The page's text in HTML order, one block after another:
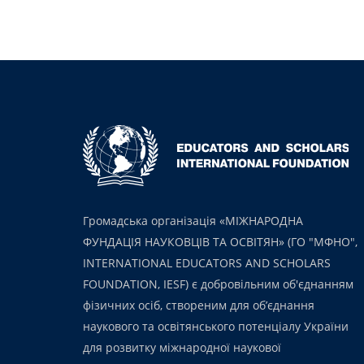
Громадська організація «МІЖНАРОДНА
ФУНДАЦІЯ НАУКОВЦІВ ТА ОСВІТЯН» (ГО "МФНО",
INTERNATIONAL EDUCATORS AND SCHOLARS
FOUNDATION, IESF) є добровільним об'єднанням
фізичних осіб, створеним для об’єднання
наукового та освітянського потенціалу України
для розвитку міжнародної наукової